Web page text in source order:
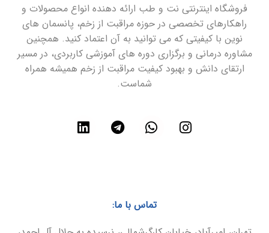
فروشگاه اینترنتی نت و طب ارائه دهنده انواع محصولات و
راهکارهای تخصصی در حوزه مراقبت از زخم، پانسمان های
نوین با کیفیتی که می توانید به آن اعتماد کنید. همچنین
مشاوره درمانی و برگزاری دوره های آموزشی کاربردی، در مسیر
ارتقای دانش و بهبود کیفیت مراقبت از زخم همیشه همراه
شماست.
تماس با ما: